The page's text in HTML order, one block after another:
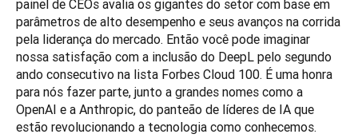
painel de CEOs avalia os gigantes do setor com base em
parâmetros de alto desempenho e seus avanços na corrida
pela liderança do mercado. Então você pode imaginar
nossa satisfação com a inclusão do DeepL pelo segundo
ando consecutivo na lista Forbes Cloud 100. É uma honra
para nós fazer parte, junto a grandes nomes como a
OpenAI e a Anthropic, do panteão de líderes de IA que
estão revolucionando a tecnologia como conhecemos.